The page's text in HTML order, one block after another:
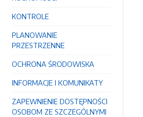
KONTROLE
PLANOWANIE
PRZESTRZENNE
OCHRONA ŚRODOWISKA
INFORMACJE I KOMUNIKATY
ZAPEWNIENIE DOSTĘPNOŚCI
OSOBOM ZE SZCZEGÓLNYMI